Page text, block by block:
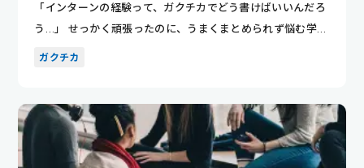
「インターンの経験って、ガクチカでどう書けばいいんだろ
う…」 せっかく頑張ったのに、うまくまとめられず悩む学生
は多いです...
ガクチカ